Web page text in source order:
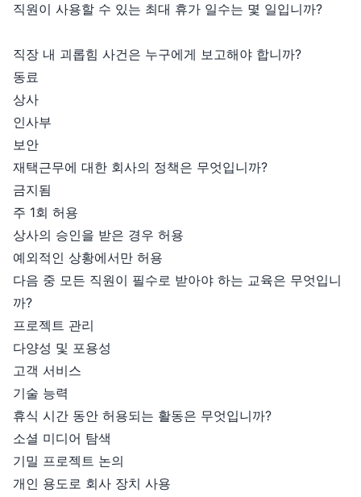
직원이 사용할 수 있는 최대 휴가 일수는 몇 일입니까?
직장 내 괴롭힘 사건은 누구에게 보고해야 합니까?
동료
상사
인사부
보안
재택근무에 대한 회사의 정책은 무엇입니까?
금지됨
주 1회 허용
상사의 승인을 받은 경우 허용
예외적인 상황에서만 허용
다음 중 모든 직원이 필수로 받아야 하는 교육은 무엇입니
까?
프로젝트 관리
다양성 및 포용성
고객 서비스
기술 능력
휴식 시간 동안 허용되는 활동은 무엇입니까?
소셜 미디어 탐색
기밀 프로젝트 논의
개인 용도로 회사 장치 사용